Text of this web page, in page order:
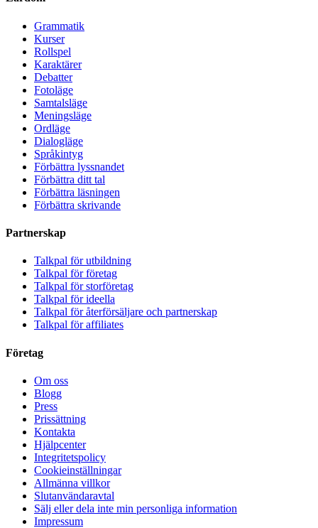
Grammatik
Kurser
Rollspel
Karaktärer
Debatter
Fotoläge
Samtalsläge
Meningsläge
Ordläge
Dialogläge
Språkintyg
Förbättra lyssnandet
Förbättra ditt tal
Förbättra läsningen
Förbättra skrivande
Partnerskap
Talkpal för utbildning
Talkpal för företag
Talkpal för storföretag
Talkpal för ideella
Talkpal för återförsäljare och partnerskap
Talkpal för affiliates
Företag
Om oss
Blogg
Press
Prissättning
Kontakta
Hjälpcenter
Integritetspolicy
Cookieinställningar
Allmänna villkor
Slutanvändaravtal
Sälj eller dela inte min personliga information
Impressum